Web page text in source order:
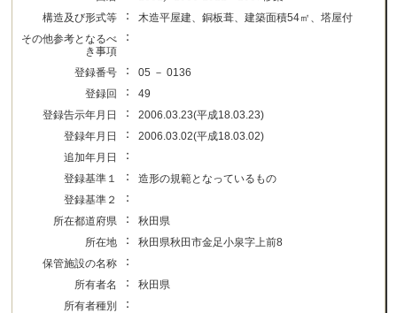
構造及び形式等
：
木造平屋建、銅板葺、建築面積54㎡、塔屋付
その他参考となるべ
き事項
：
登録番号 ：
05 － 0136
登録回
：
49
登録告示年月日
：
2006.03.23(平成18.03.23)
登録年月日
：
2006.03.02(平成18.03.02)
追加年月日
：
登録基準１ ：
造形の規範となっているもの
登録基準２
：
所在都道府県 ：
秋田県
所在地
：
秋田県秋田市金足小泉字上前8
保管施設の名称
：
所有者名 ：
秋田県
所有者種別
：